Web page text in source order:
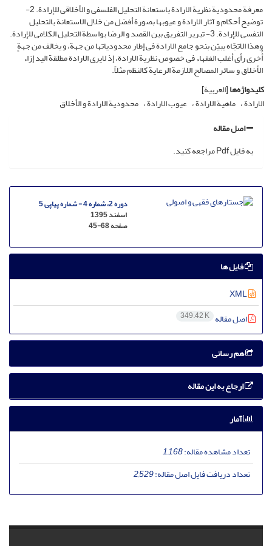
معرفة محدودیة نظریة الارادة باستعانة التحلیل الفلسفی و الأخلاقی للإرادة. 2-
توضیح أحکام و آثار الارادة و عیوبها بصورة أفضل من خلال الاستعانة بالتحلیل
النفسی للإرادة. 3- تبریر التفریق بین القصد و الرضا بواسطة التحلیل الکلامی للإرادة.
وهذا الاتجّاه یبیّن بنحو جامع الارادة فی إطار محدودیاتها من جهة، و یخالف من جهةٍ
أُخرى رأی أغلب الفقهاء فی خصوص نظریة الارادة، إذ لایرى الارادة مطلقة الید إزاء
الأخلاق و سائر المصالح اللازمة الرعایة کالنظم مثلاً.
کلیدواژه‌ها[العربیة]
الارادة ماهیة الارادة عیوب الارادة محدودیة الارادة و الأخلاق
اصل مقاله
به فایل Pdf مراجعه کنید.
دوره 2، شماره 4 - شماره پیاپی 5
اسفند 1395
صفحه45-68
فایل ها
اصل مقاله 349.42 K
هم رسانی
ارجاع به این مقاله
آمار
تعداد مشاهده مقاله:1,168
تعداد دریافت فایل اصل مقاله:2,529